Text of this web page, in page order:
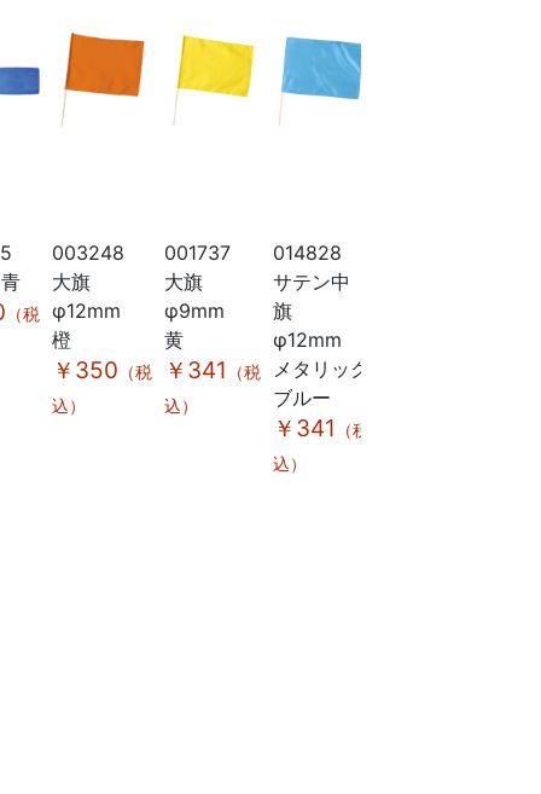
（税
003248
大旗
φ12mm
橙
￥350 （税
込）
001737
大旗
φ9mm
黄
￥341
（税
込）
014828
サテン中
旗
φ12mm
メタリック
ブルー
￥341
（税
込）